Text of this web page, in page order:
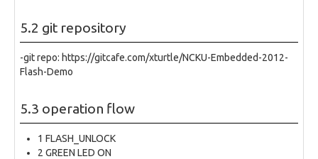
5.2 git repository
-git repo: https://gitcafe.com/xturtle/NCKU-Embedded-2012-
Flash-Demo
5.3 operation flow
1 FLASH_UNLOCK
2 GREEN LED ON